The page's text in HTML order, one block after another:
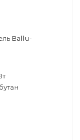
Ballu-